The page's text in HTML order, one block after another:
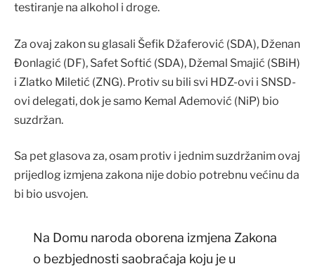
testiranje na alkohol i droge.
Za ovaj zakon su glasali Šefik Džaferović (SDA), Dženan
Đonlagić (DF), Safet Softić (SDA), Džemal Smajić (SBiH)
i Zlatko Miletić (ZNG). Protiv su bili svi HDZ-ovi i SNSD-
ovi delegati, dok je samo Kemal Ademović (NiP) bio
suzdržan.
Sa pet glasova za, osam protiv i jednim suzdržanim ovaj
prijedlog izmjena zakona nije dobio potrebnu većinu da
bi bio usvojen.
Na Domu naroda oborena izmjena Zakona
o bezbjednosti saobraćaja koju je u